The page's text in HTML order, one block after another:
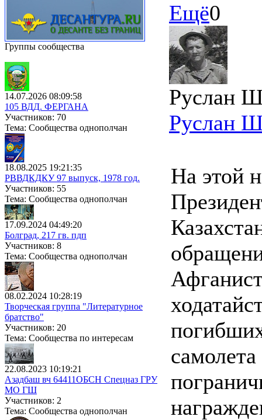
Группы сообщества
14.07.2026 08:09:58
105 ВДД. ФЕРГАНА
Участников: 70
Тема: Сообщества однополчан
18.08.2025 19:21:35
РВВДКДКУ 97 выпуск, 1978 год.
Участников: 55
Тема: Сообщества однополчан
17.09.2024 04:49:20
Болград, 217 гв. пдп
Участников: 8
Тема: Сообщества однополчан
08.02.2024 10:28:19
Творческая группа "Литературное
братство"
Участников: 20
Тема: Сообщества по интересам
22.08.2023 10:19:21
Азадбаш вч 64411ОБСН Спецназ ГРУ
МО ГШ
Участников: 2
Тема: Сообщества однополчан
Ещё0
Руслан
Руслан
На этой